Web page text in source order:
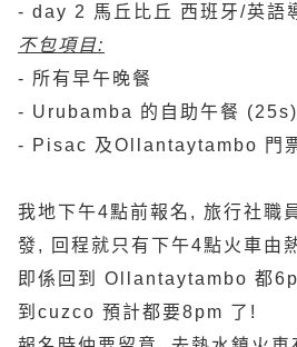
- day 2 馬丘比丘 西班牙/英語
不包項目:
- 所有早午晚餐
- Urubamba 的自助午餐 (25s)
- Pisac 及Ollantaytambo 門
我地下午4點前報名, 旅行社職
發, 回程就只有下午4點火車由
即係回到 Ollantaytambo 都
到cuzco 預計都要8pm 了!